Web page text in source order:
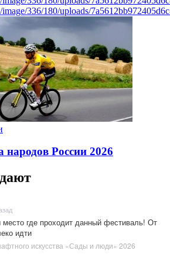
336/180/uploads/
народов России 2026
место где проходит данный фестиваль! От
идти
искусства «Сады и люди» 2026